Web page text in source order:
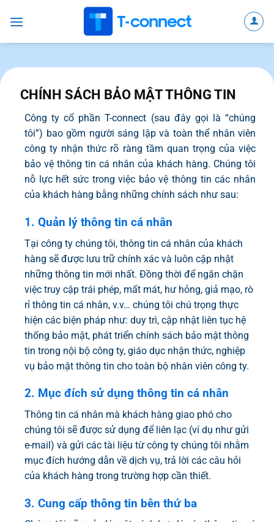
qua
CHÍNH SÁCH BẢO MẬT THÔNG TIN
Công ty cổ phần T-connect (sau đây gọi là “chúng
tôi”) bao gồm người sáng lập và toàn thể nhân viên
công ty nhận thức rõ ràng tầm quan trọng của việc
bảo vệ thông tin cá nhân của khách hàng. Chúng tôi
nỗ lực hết sức trong việc bảo vệ thông tin các nhân
của khách hàng bằng những chính sách như sau:
1. Quản lý thông tin cá nhân
Tại công ty chúng tôi, thông tin cá nhân của khách
hàng sẽ được lưu trữ chính xác và luôn cập nhật
những thông tin mới nhất. Đồng thời để ngăn chặn
việc truy cập trái phép, mất mát, hư hỏng, giả mạo, rò
rỉ thông tin cá nhân, v.v… chúng tôi chú trọng thực
hiện các biện pháp như: duy trì, cập nhật liên tục hệ
thống bảo mật, phát triển chính sách bảo mật thông
tin trong nội bộ công ty, giáo dục nhận thức, nghiệp
vụ bảo mật thông tin cho toàn bộ nhân viên công ty.
2. Mục đích sử dụng thông tin cá nhân
Thông tin cá nhân mà khách hàng giao phó cho
chúng tôi sẽ được sử dụng để liên lạc (ví dụ như gửi
e-mail) và gửi các tài liệu từ công ty chúng tôi nhằm
mục đích hướng dẫn về dịch vụ, trả lời các câu hỏi
của khách hàng trong trường hợp cần thiết.
3. Cung cấp thông tin bên thứ ba